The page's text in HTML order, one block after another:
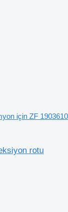
için ZF 1903610
rotu